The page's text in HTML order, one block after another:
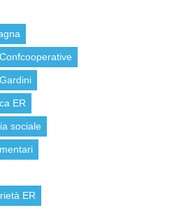
Confcooperative
ER
sociale
ER